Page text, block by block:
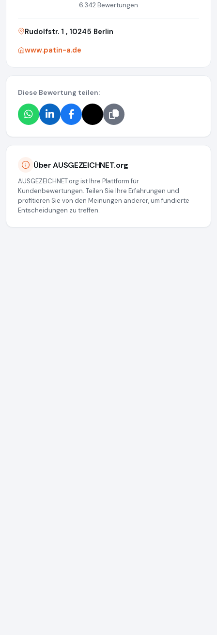
6.342 Bewertungen
Rudolfstr. 1 , 10245 Berlin
www.patin-a.de
Diese Bewertung teilen:
Über AUSGEZEICHNET.org
AUSGEZEICHNET.org ist Ihre Plattform für
Kundenbewertungen. Teilen Sie Ihre Erfahrungen und
profitieren Sie von den Meinungen anderer, um fundierte
Entscheidungen zu treffen.